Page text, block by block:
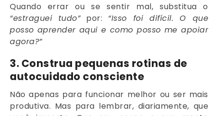
Quando errar ou se sentir mal, substitua o
“estraguei tudo”por: “Isso foi difícil. O que
posso aprender aqui e como posso me apoiar
agora?”
3. Construa pequenas rotinas de
autocuidado consciente
Não apenas para funcionar melhor ou ser mais
produtiva. Mas para lembrar, diariamente, que